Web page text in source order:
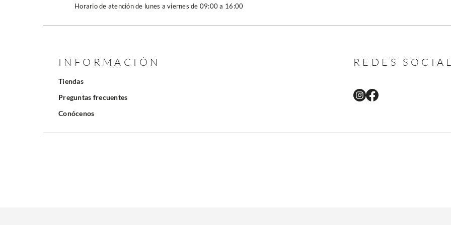
Horario de atención de lunes a viernes de 09:00 a 16:00
INFORMACIÓN
Tiendas
Preguntas frecuentes
Conócenos
REDES